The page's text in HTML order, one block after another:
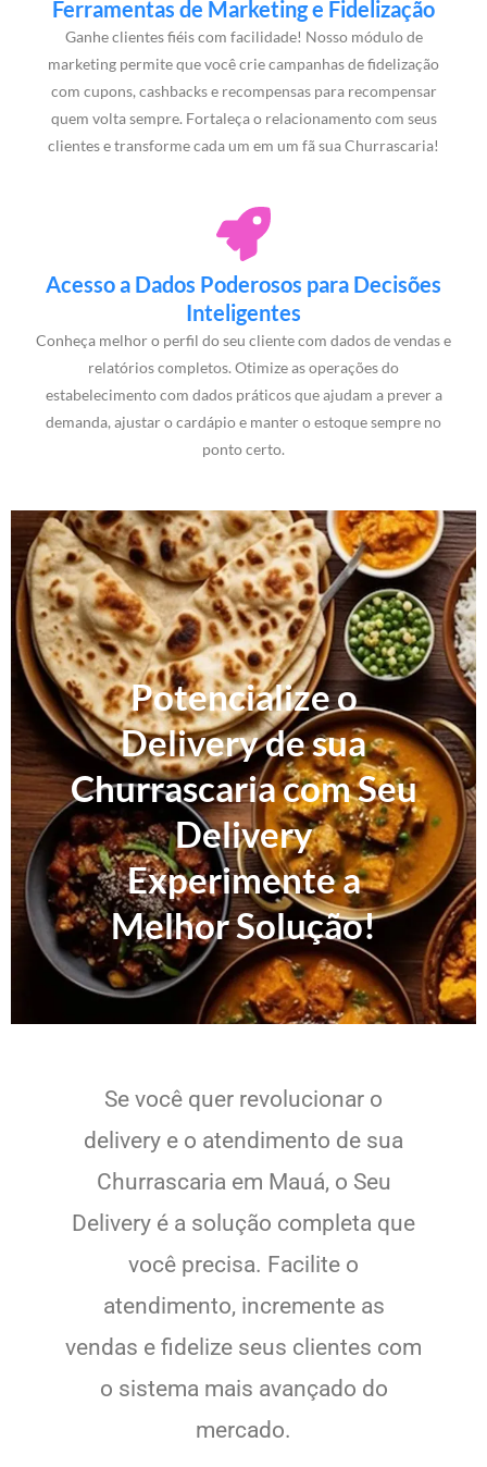
Ferramentas de Marketing e Fidelização
Ganhe clientes fiéis com facilidade! Nosso módulo de
marketing permite que você crie campanhas de fidelização
com cupons, cashbacks e recompensas para recompensar
quem volta sempre. Fortaleça o relacionamento com seus
clientes e transforme cada um em um fã sua Churrascaria!
Acesso a Dados Poderosos para Decisões
Inteligentes
Conheça melhor o perfil do seu cliente com dados de vendas e
relatórios completos. Otimize as operações do
estabelecimento com dados práticos que ajudam a prever a
demanda, ajustar o cardápio e manter o estoque sempre no
ponto certo.
Potencialize o
Delivery de sua
Churrascaria com Seu
Delivery
Experimente a
Melhor Solução!
Se você quer revolucionar o
delivery e o atendimento de sua
Churrascaria em Mauá, o Seu
Delivery é a solução completa que
você precisa. Facilite o
atendimento, incremente as
vendas e fidelize seus clientes com
o sistema mais avançado do
mercado.